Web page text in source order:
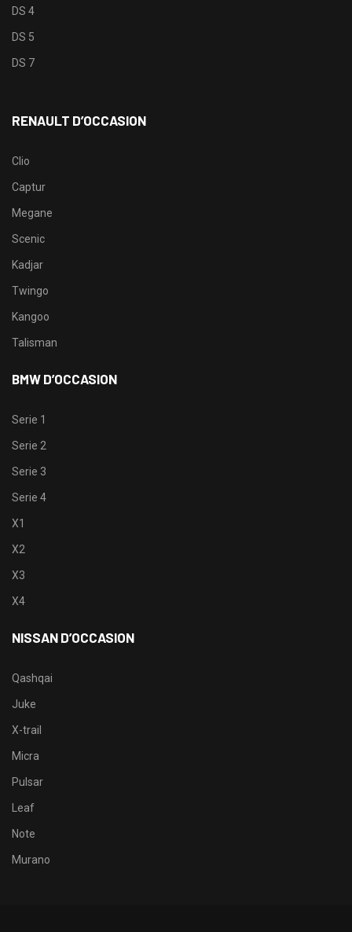
DS 4
DS 5
DS 7
RENAULT D’OCCASION
Clio
Captur
Megane
Scenic
Kadjar
Twingo
Kangoo
Talisman
BMW D’OCCASION
Serie 1
Serie 2
Serie 3
Serie 4
X1
X2
X3
X4
NISSAN D’OCCASION
Qashqai
Juke
X-trail
Micra
Pulsar
Leaf
Note
Murano